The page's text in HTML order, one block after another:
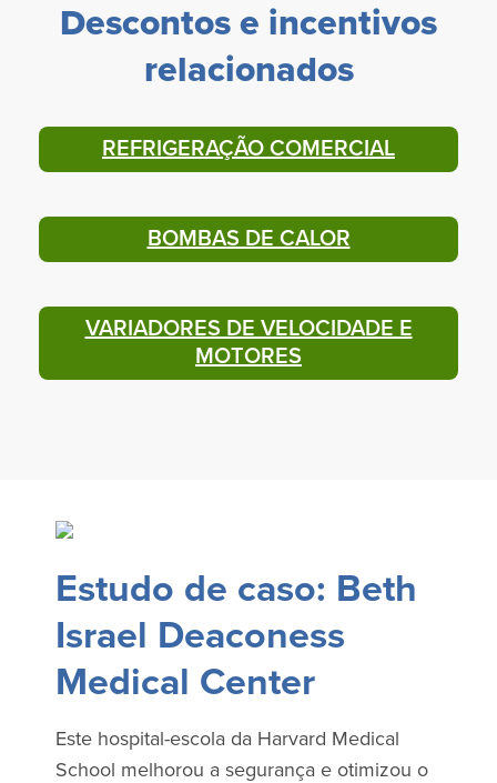
Descontos e incentivos
relacionados
REFRIGERAÇÃO COMERCIAL
BOMBAS DE CALOR
VARIADORES DE VELOCIDADE E
MOTORES
Estudo de caso: Beth
Israel Deaconess
Medical Center
Este hospital-escola da Harvard Medical
School melhorou a segurança e otimizou o